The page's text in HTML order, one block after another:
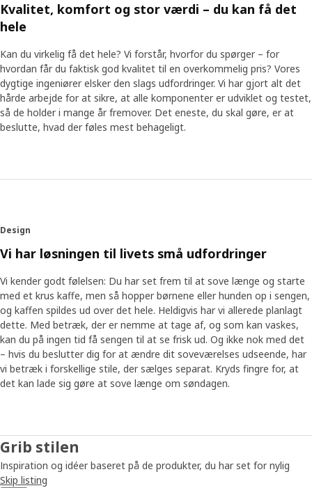
Kvalitet, komfort og stor værdi – du kan få det
hele
Kan du virkelig få det hele? Vi forstår, hvorfor du spørger – for
hvordan får du faktisk god kvalitet til en overkommelig pris? Vores
dygtige ingeniører elsker den slags udfordringer. Vi har gjort alt det
hårde arbejde for at sikre, at alle komponenter er udviklet og testet,
så de holder i mange år fremover. Det eneste, du skal gøre, er at
beslutte, hvad der føles mest behageligt.
Design
Vi har løsningen til livets små udfordringer
Vi kender godt følelsen: Du har set frem til at sove længe og starte
med et krus kaffe, men så hopper børnene eller hunden op i sengen,
og kaffen spildes ud over det hele. Heldigvis har vi allerede planlagt
dette. Med betræk, der er nemme at tage af, og som kan vaskes,
kan du på ingen tid få sengen til at se frisk ud. Og ikke nok med det
– hvis du beslutter dig for at ændre dit soveværelses udseende, har
vi betræk i forskellige stile, der sælges separat. Kryds fingre for, at
det kan lade sig gøre at sove længe om søndagen.
Grib stilen
Inspiration og idéer baseret på de produkter, du har set for nylig
Skip listing